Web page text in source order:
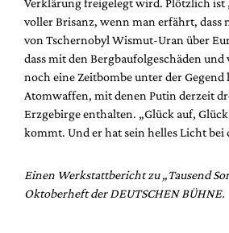
voller Brisanz, wenn man erfährt, dass
von Tschernobyl Wismut-Uran über
dass mit den Bergbaufolgeschäden und
noch eine Zeitbombe unter der Gegend
Atomwaffen, mit denen Putin derzeit
Erzgebirge enthalten. „Glück auf,
kommt. Und er hat sein helles Licht bei
Einen Werkstattbericht zu „Tausend
Oktoberheft der DEUTSCHEN BÜHNE.